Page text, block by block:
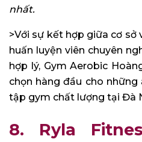
nhất.
>Với sự kết hợp giữa cơ sở
huấn luyện viên chuyên
hợp lý, Gym Aerobic
chọn hàng đầu cho
tập gym chất lượng tại Đà
8. Ryla